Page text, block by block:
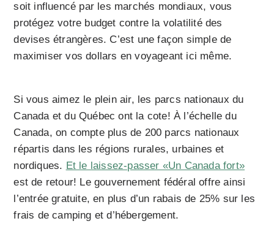
soit influencé par les marchés mondiaux, vous
protégez votre budget contre la volatilité des
devises étrangères. C’est une façon simple de
maximiser vos dollars en voyageant ici même.
Si vous aimez le plein air, les parcs nationaux du
Canada et du Québec ont la cote! À l’échelle du
Canada, on compte plus de 200 parcs nationaux
répartis dans les régions rurales, urbaines et
nordiques. Et le laissez-passer «Un Canada fort»
est de retour! Le gouvernement fédéral offre ainsi
l’entrée gratuite, en plus d’un rabais de 25% sur les
frais de camping et d’hébergement.